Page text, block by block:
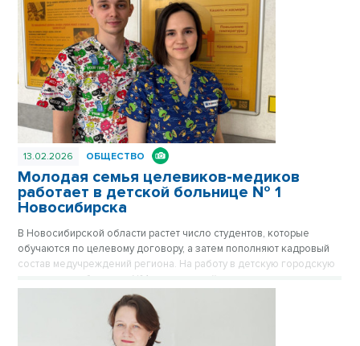
ФЭП» — это честный рассказ молодого парня о том, как за
несколько лет пройти путь от монотонного труда до творческого
мастерства и почему работа руками сегодня становится новым
интеллектуальным вызовом.
13.02.2026 ОБЩЕСТВО
Молодая семья целевиков-медиков
работает в детской больнице № 1
Новосибирска
В Новосибирской области растет число студентов, которые
обучаются по целевому договору, а затем пополняют кадровый
состав медучреждений региона. На работу в детскую городскую
клиническую больницу № 1 вышла семейная пара молодых
врачей. Романтическую историю ко Дню всех влюбленных
рассказала пресс-службе областного Минздрава.